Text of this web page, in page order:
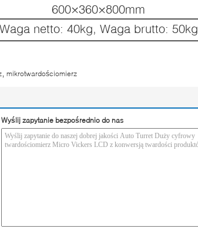
600×360×800mm
Waga netto: 40kg, Waga brutto: 50kg
mikrotwardościomierz
Wyślij zapytanie bezpośrednio do nas